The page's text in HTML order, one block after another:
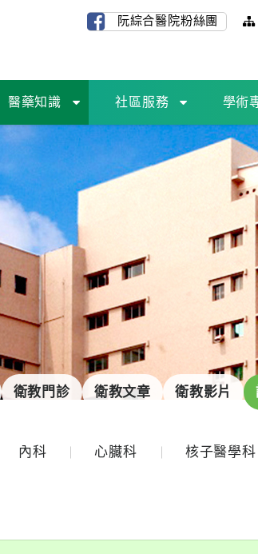
阮綜合醫院粉絲團
醫藥知識 社區服務 學術
衛教門診 衛教文章 衛教影片
內科 心臟科 核子醫學科